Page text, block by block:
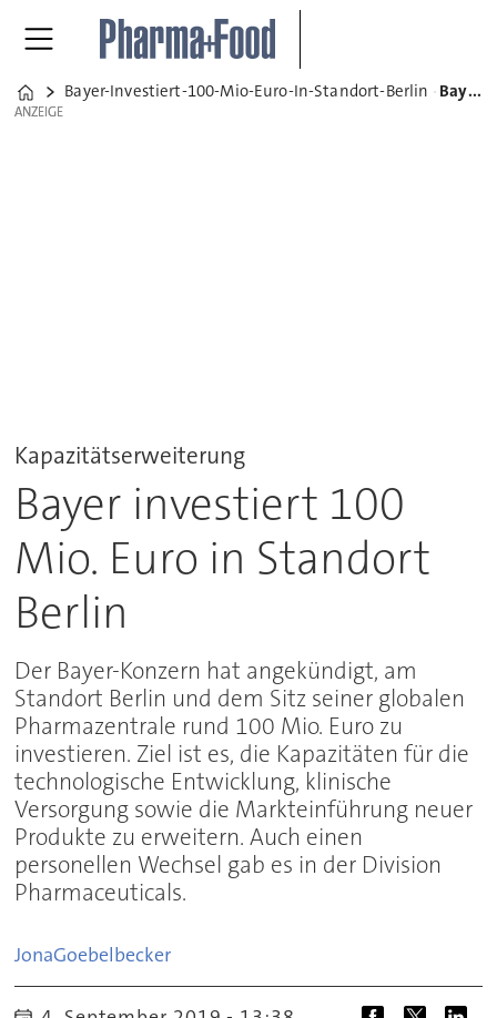
Home
Bayer-Investiert-100-Mio-Euro-In-Standort-Berlin Bayer investiert 100 Mio. Euro in Standort Berlin
ANZEIGE
ANZEIGE
Kapazitätserweiterung
Bayer investiert 100
Mio. Euro in Standort
Berlin
Der Bayer-Konzern hat angekündigt, am
Standort Berlin und dem Sitz seiner globalen
Pharmazentrale rund 100 Mio. Euro zu
investieren. Ziel ist es, die Kapazitäten für die
technologische Entwicklung, klinische
Versorgung sowie die Markteinführung neuer
Produkte zu erweitern. Auch einen
personellen Wechsel gab es in der Division
Pharmaceuticals.
JonaGoebelbecker